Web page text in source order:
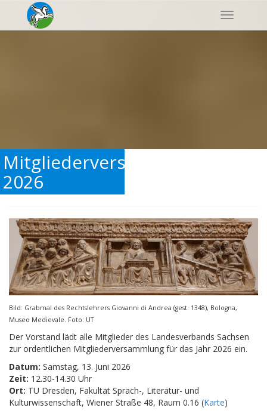
Mitgliederversammlung
2026
Bild: Grabmal des Rechtslehrers Giovanni di Andrea (gest. 1348), Bologna,
Museo Medievale. Foto: UT
Der Vorstand lädt alle Mitglieder des Landesverbands Sachsen
zur ordentlichen Mitgliederversammlung für das Jahr 2026 ein.
Datum: Samstag, 13. Juni 2026
Zeit: 12.30-14.30 Uhr
Ort: TU Dresden, Fakultät Sprach-, Literatur- und
Kulturwissenschaft, Wiener Straße 48, Raum 0.16 (Karte)